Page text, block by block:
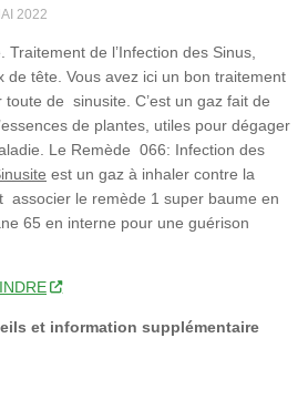
2022
Traitement de l’Infection des Sinus,
de tête. Vous avez ici un bon traitement
de sinusite. C’est un gaz fait de
de plantes, utiles pour dégager
Le Remède 066: Infection des
est un gaz à inhaler contre la
associer le remède 1 super baume en
65 en interne pour une guérison
et information supplémentaire